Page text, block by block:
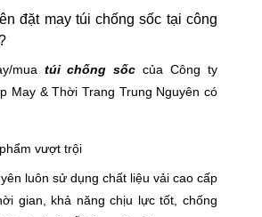
đặt may túi chống sốc tại công
mua túi chống sốc của Công ty
May & Thời Trang Trung Nguyên có
vượt trội
luôn sử dụng chất liệu vải cao cấp
gian, khả năng chịu lực tốt, chống